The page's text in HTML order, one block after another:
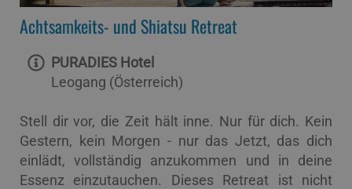
Achtsamkeits- und Shiatsu Retreat
PURADIES Hotel
Leogang (Österreich)
Stell dir vor, die Zeit hält inne. Nur für dich. Kein
Gestern, kein Morgen - nur das Jetzt, das dich
einlädt, vollständig anzukommen und in deine
Essenz einzutauchen. Dieses Retreat ist nicht